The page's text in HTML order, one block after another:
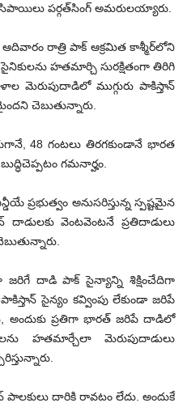
పర్గత్‌సింగ్ అమరులయ్యారు.
రాత్రి పాక్ ఆక్రమిత కాశ్మీర్‌లోని
సైనికులను హతమార్చి సురక్షితంగా తిరిగి
మెరుపుదాడిలో ముగ్గురు పాకిస్తాన్
చెబుతున్నారు.
48 గంటలు తిరగకుండానే భారత
గమనార్హం.
ప్రభుత్వం అనుసరిస్తున్న స్పష్టమైన
వెంటవెంటనే ప్రతిదాడులు
జరిగే దాడి పాక్ సైన్యాన్ని శిక్షించేదిగా
సైన్యం కవ్వింపు లేకుండా జరిపే
అందుకు ప్రతిగా భారత్ జరిపే దాడిలో
హతమార్చేలా మెరుపుదాడులు
దారికి రావటం లేదు. అందుకే